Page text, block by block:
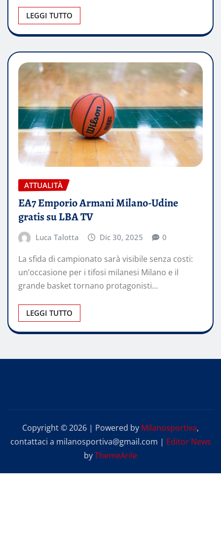
LEGGI TUTTO
ATTUALITÀ
EA7 Emporio Armani Milano-Udine
gratis su LBA TV
Luca Talotta Dic 30, 2025 0
La sfida di campionato sarà visibile senza costi:
un’occasione per i tifosi milanesi Milano e il
grande basket tornano protagonisti…
LEGGI TUTTO
Copyright © 2026 | Powered by Milanosportiva,
contattaci a milanosportiva@gmail.com | Editor News
byThemeArile